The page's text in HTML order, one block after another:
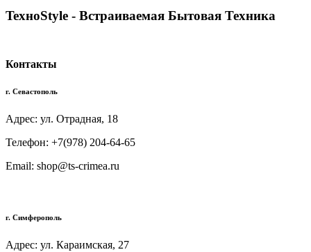
TexноStyle - Встраиваемая Бытовая Техника
Контакты
г. Севастополь
Адрес: ул. Отрадная, 18
Телефон: +7(978) 204-64-65
Email: shop@ts-crimea.ru
г. Симферополь
Адрес: ул. Караимская, 27